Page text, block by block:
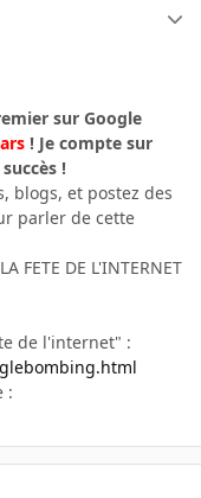
sur Google
! Je compte sur
!
blogs, et postez des
parler de cette
FETE DE L'INTERNET
de l'internet" :
: